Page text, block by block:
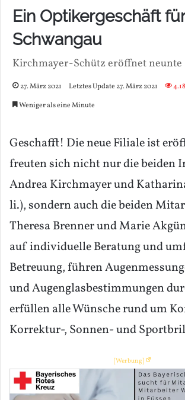
Ein Optikergeschäft für
Schwangau
Kirchmayer-Schütz eröffnet neunte
27. März 2021 Letztes Update 27. März 2021
Weniger als eine Minute
Geschafft! Die neue Filiale ist
freuten sich nicht nur die beiden
Andrea Kirchmayer und
li.), sondern auch die beiden
Theresa Brenner und Marie
auf individuelle Beratung und
Betreuung, führen
und Augenglasbestimmungen
erfüllen alle Wünsche rund um
Korrektur-, Sonnen- und
[Werbung]